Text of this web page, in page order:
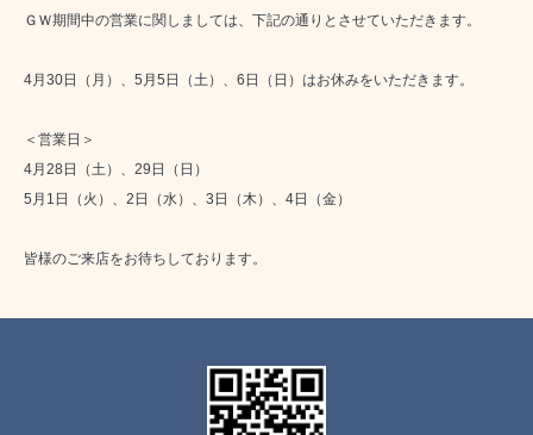
ＧＷ期間中の営業に関しましては、下記の通りとさせていただきます。
4月30日（月）、5月5日（土）、6日（日）はお休みをいただきます。
＜営業日＞
4月28日（土）、29日（日）
5月1日（火）、2日（水）、3日（木）、4日（金）
皆様のご来店をお待ちしております。